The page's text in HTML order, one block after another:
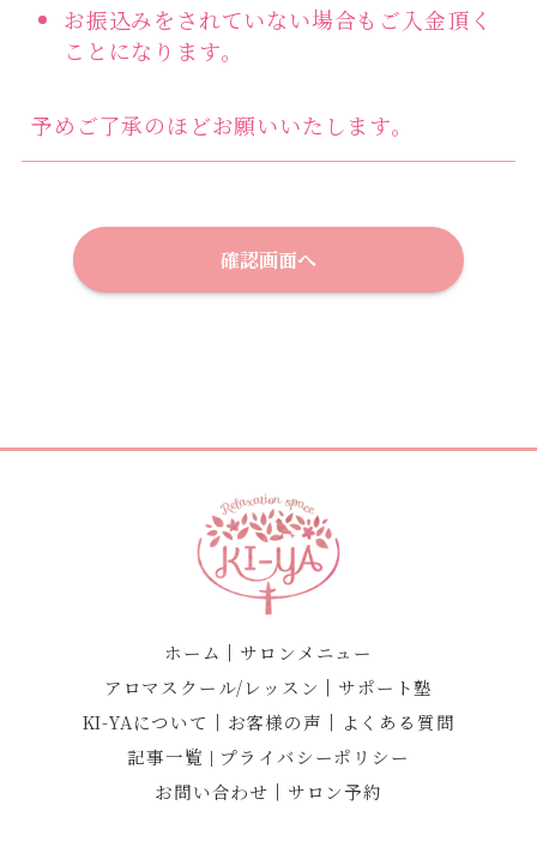
お振込みをされていない場合もご入金頂く
ことになります。
予めご了承のほどお願いいたします。
ホーム ｜ サロンメニュー
アロマスクール/レッスン ｜ サポート塾
KI-YAについて ｜ お客様の声 ｜ よくある質問
記事一覧 ｜ プライバシーポリシー
お問い合わせ ｜ サロン予約